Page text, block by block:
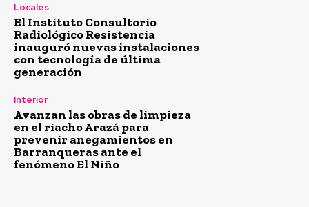
Locales
El Instituto Consultorio
Radiológico Resistencia
inauguró nuevas instalaciones
con tecnología de última
generación
Interior
Avanzan las obras de limpieza
en el riacho Arazá para
prevenir anegamientos en
Barranqueras ante el
fenómeno El Niño